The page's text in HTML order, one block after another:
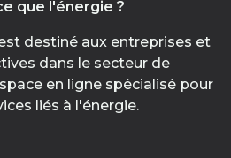
que l'énergie ?
destiné aux entreprises et
dans le secteur de
en ligne spécialisé pour
liés à l'énergie.